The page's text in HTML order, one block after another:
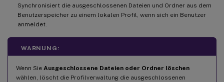
Synchronisiert die ausgeschlossenen Dateien und Ordner aus dem
Benutzerspeicher zu einem lokalen Profil, wenn sich ein Benutzer
anmeldet.
WARNUNG:
Wenn Sie Ausgeschlossene Dateien oder Ordner löschen
wählen, löscht die Profilverwaltung die ausgeschlossenen